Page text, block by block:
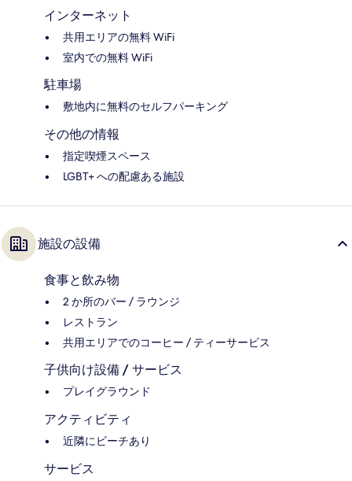
インターネット
共用エリアの無料 WiFi
室内での無料 WiFi
駐車場
敷地内に無料のセルフパーキング
その他の情報
指定喫煙スペース
LGBT+ への配慮ある施設
施設の設備
食事と飲み物
2 か所のバー / ラウンジ
レストラン
共用エリアでのコーヒー / ティーサービス
子供向け設備 / サービス
プレイグラウンド
アクティビティ
近隣にビーチあり
サービス